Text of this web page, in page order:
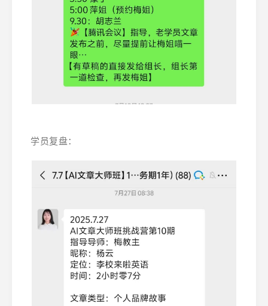
学员复盘：